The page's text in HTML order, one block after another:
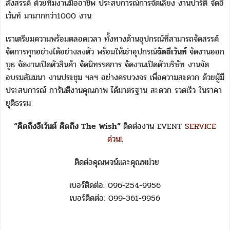
สังสรรค์ ด้วยทีมงานมืออาชีพ ประสบการณ์การจัดเลี้ยง งานปาร์ตี้ จัดอี
เว้นท์ มามากกว่า1000 งาน
เราเตรียมความพร้อมตลอดเวลา ทั้งทางด้านอุปกรณ์ที่สามารถจัดสรรค์
จัดการทุกอย่างได้อย่างลงตัว พร้อมให้เช่าอุปกรณ์จัดอีเว้นท์ จัดงานออก
บูธ จัดงานเปิดตัวสินค้า จัดนิทรรศการ จัดงานเปิดตัวบริษัท งานจัด
อบรมสัมมนา งานประชุม ฯลฯ อย่างครบวงจร เพื่อความสะดวก ด้วยผู้มี
ประสบการณ์ การันตีงานคุณภาพ ได้มาตรฐาน สะดวก รวดเร็ว ในราคา
ยุติธรรม
“คิดถึงอีเว้นต์ คิดถึง The Wish” ติดต่องาน EVENT SERVICE
ด่วน!.
ติดต่อคุณพจน์และคุณหม่วย
เบอร์ติดต่อ: 096-254-9956
เบอร์ติดต่อ: 099-361-9956